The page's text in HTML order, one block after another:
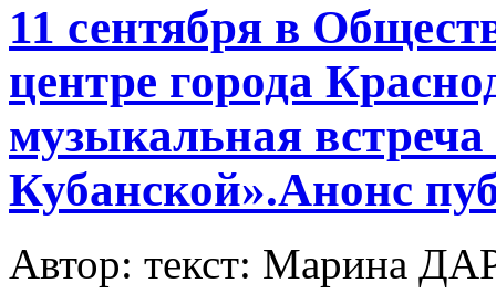
11 сентября в
центре города
музыкальная
Кубанской».Анонс
Автор: текст: Марина